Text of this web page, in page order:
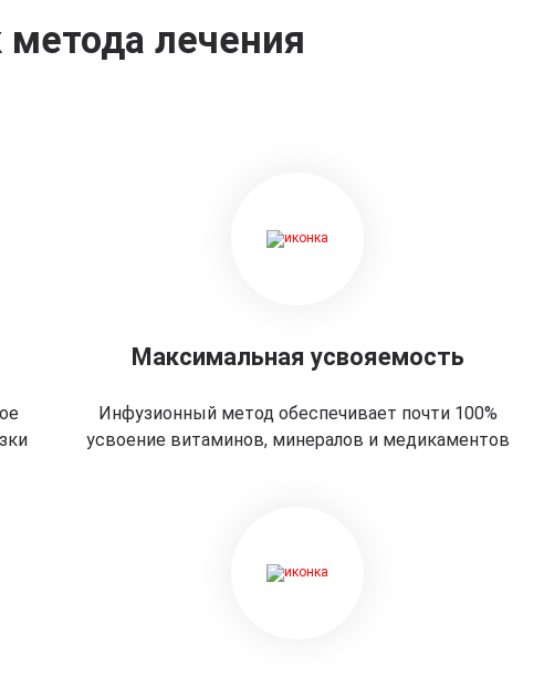
лечения
Максимальная усвояемость
Инфузионный метод обеспечивает почти 100%
усвоение витаминов, минералов и медикаментов